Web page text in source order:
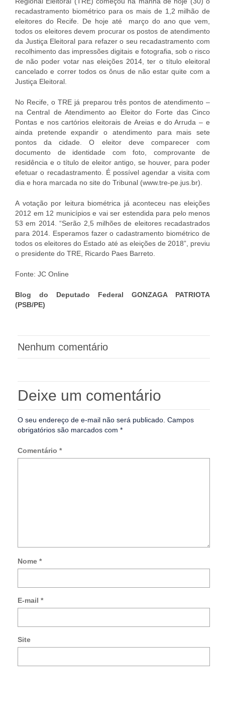
recadastramento biométrico para os mais de 1,2 milhão de
eleitores do Recife. De hoje até março do ano que vem,
todos os eleitores devem procurar os postos de atendimento
da Justiça Eleitoral para refazer o seu recadastramento com
recolhimento das impressões digitais e fotografia, sob o risco
de não poder votar nas eleições 2014, ter o título eleitoral
cancelado e correr todos os ônus de não estar quite com a
Justiça Eleitoral.
No Recife, o TRE já preparou três pontos de atendimento –
na Central de Atendimento ao Eleitor do Forte das Cinco
Pontas e nos cartórios eleitorais de Areias e do Arruda – e
ainda pretende expandir o atendimento para mais sete
pontos da cidade. O eleitor deve comparecer com
documento de identidade com foto, comprovante de
residência e o título de eleitor antigo, se houver, para poder
efetuar o recadastramento. É possível agendar a visita com
dia e hora marcada no site do Tribunal (www.tre-pe.jus.br).
A votação por leitura biométrica já aconteceu nas eleições
2012 em 12 municípios e vai ser estendida para pelo menos
53 em 2014. “Serão 2,5 milhões de eleitores recadastrados
para 2014. Esperamos fazer o cadastramento biométrico de
todos os eleitores do Estado até as eleições de 2018”, previu
o presidente do TRE, Ricardo Paes Barreto.
Fonte: JC Online
Blog do Deputado Federal GONZAGA PATRIOTA
(PSB/PE)
Nenhum comentário
Deixe um comentário
O seu endereço de e-mail não será publicado. Campos
obrigatórios são marcados com *
Comentário *
Nome *
E-mail *
Site